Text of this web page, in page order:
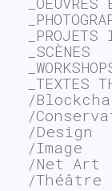
_PROJETS
_SCÈNES
_TEXTES
/
/
/Design
/Image
/Net Art
/Théâtre